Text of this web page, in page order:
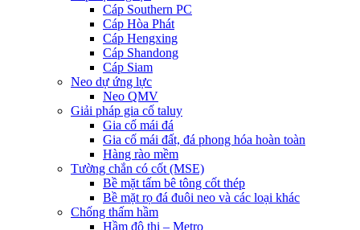
Cáp Southern PC
Cáp Hòa Phát
Cáp Hengxing
Cáp Shandong
Cáp Siam
Neo dự ứng lực
Neo QMV
Giải pháp gia cố taluy
Gia cố mái đá
Gia cố mái đất, đá phong hóa hoàn toàn
Hàng rào mềm
Tường chắn có cốt (MSE)
Bề mặt tấm bê tông cốt thép
Bề mặt rọ đá đuôi neo và các loại khác
Chống thấm hầm
Hầm đô thị – Metro